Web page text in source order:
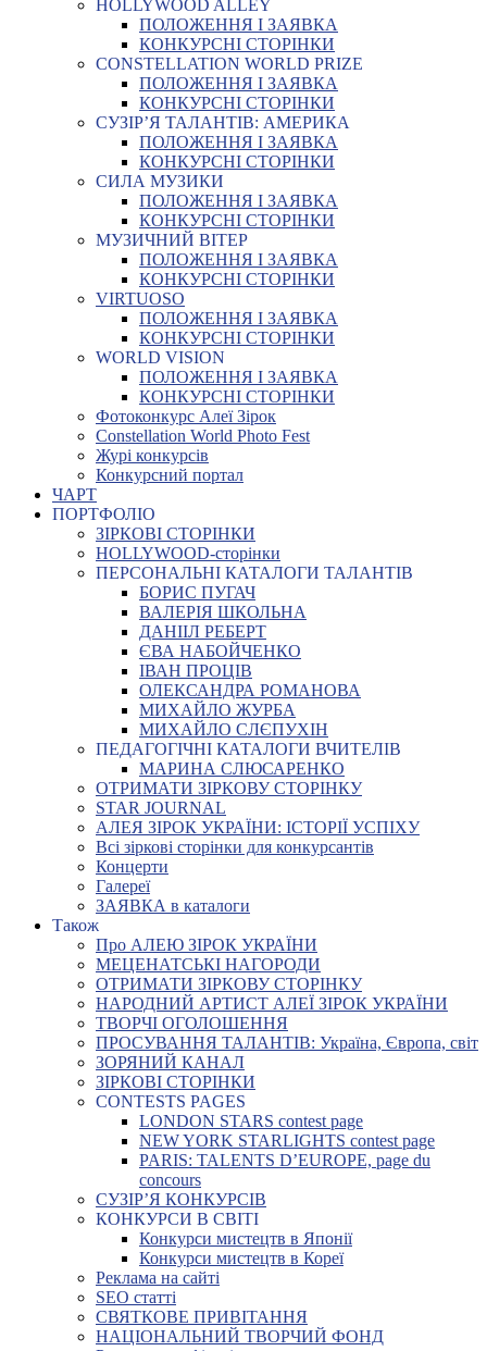
HOLLYWOOD ALLEY
ПОЛОЖЕННЯ І ЗАЯВКА
КОНКУРСНІ СТОРІНКИ
CONSTELLATION WORLD PRIZE
ПОЛОЖЕННЯ І ЗАЯВКА
КОНКУРСНІ СТОРІНКИ
СУЗІР’Я ТАЛАНТІВ: АМЕРИКА
ПОЛОЖЕННЯ І ЗАЯВКА
КОНКУРСНІ СТОРІНКИ
СИЛА МУЗИКИ
ПОЛОЖЕННЯ І ЗАЯВКА
КОНКУРСНІ СТОРІНКИ
МУЗИЧНИЙ ВІТЕР
ПОЛОЖЕННЯ І ЗАЯВКА
КОНКУРСНІ СТОРІНКИ
VIRTUOSO
ПОЛОЖЕННЯ І ЗАЯВКА
КОНКУРСНІ СТОРІНКИ
WORLD VISION
ПОЛОЖЕННЯ І ЗАЯВКА
КОНКУРСНІ СТОРІНКИ
Фотоконкурс Алеї Зірок
Constellation World Photo Fest
Журі конкурсів
Конкурсний портал
ЧАРТ
ПОРТФОЛІО
ЗІРКОВІ СТОРІНКИ
HOLLYWOOD-сторінки
ПЕРСОНАЛЬНІ КАТАЛОГИ ТАЛАНТІВ
БОРИС ПУГАЧ
ВАЛЕРІЯ ШКОЛЬНА
ДАНІІЛ РЕБЕРТ
ЄВА НАБОЙЧЕНКО
ІВАН ПРОЦІВ
ОЛЕКСАНДРА РОМАНОВА
МИХАЙЛО ЖУРБА
МИХАЙЛО СЛЄПУХІН
ПЕДАГОГІЧНІ КАТАЛОГИ ВЧИТЕЛІВ
МАРИНА СЛЮСАРЕНКО
ОТРИМАТИ ЗІРКОВУ СТОРІНКУ
STAR JOURNAL
АЛЕЯ ЗІРОК УКРАЇНИ: ІСТОРІЇ УСПІХУ
Всі зіркові сторінки для конкурсантів
Концерти
Галереї
ЗАЯВКА в каталоги
Також
Про АЛЕЮ ЗІРОК УКРАЇНИ
МЕЦЕНАТСЬКІ НАГОРОДИ
ОТРИМАТИ ЗІРКОВУ СТОРІНКУ
НАРОДНИЙ АРТИСТ АЛЕЇ ЗІРОК УКРАЇНИ
ТВОРЧІ ОГОЛОШЕННЯ
ПРОСУВАННЯ ТАЛАНТІВ: Україна, Європа, світ
ЗОРЯНИЙ КАНАЛ
ЗІРКОВІ СТОРІНКИ
CONTESTS PAGES
LONDON STARS contest page
NEW YORK STARLIGHTS contest page
PARIS: TALENTS D’EUROPE, page du
concours
СУЗІР’Я КОНКУРСІВ
КОНКУРСИ В СВІТІ
Конкурси мистецтв в Японії
Конкурси мистецтв в Кореї
Реклама на сайті
SEO статті
СВЯТКОВЕ ПРИВІТАННЯ
НАЦІОНАЛЬНИЙ ТВОРЧИЙ ФОНД